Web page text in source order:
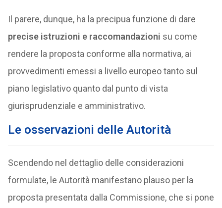
Il parere, dunque, ha la precipua funzione di dare
precise istruzioni e raccomandazioni su come
rendere la proposta conforme alla normativa, ai
provvedimenti emessi a livello europeo tanto sul
piano legislativo quanto dal punto di vista
giurisprudenziale e amministrativo.
Le osservazioni delle Autorità
Scendendo nel dettaglio delle considerazioni
formulate, le Autorità manifestano plauso per la
proposta presentata dalla Commissione, che si pone